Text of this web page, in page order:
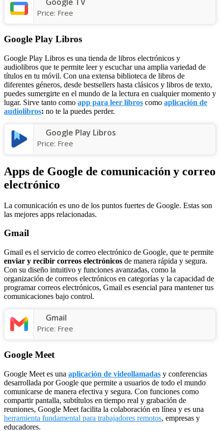
Price: Free
Google Play Libros
Google Play Libros es una tienda de libros electrónicos y
audiolibros que te permite leer y escuchar una amplia variedad de
títulos en tu móvil. Con una extensa biblioteca de libros de
diferentes géneros, desde bestsellers hasta clásicos y libros de texto,
puedes sumergirte en el mundo de la lectura en cualquier momento y
lugar. Sirve tanto como app para leer libros como aplicación de
audiolibros: no te la puedes perder.
Google Play Libros
Price: Free
Apps de Google de comunicación y correo
electrónico
La comunicación es uno de los puntos fuertes de Google. Estas son
las mejores apps relacionadas.
Gmail
Gmail es el servicio de correo electrónico de Google, que te permite
enviar y recibir correos electrónicos de manera rápida y segura.
Con su diseño intuitivo y funciones avanzadas, como la
organización de correos electrónicos en categorías y la capacidad de
programar correos electrónicos, Gmail es esencial para mantener tus
comunicaciones bajo control.
Gmail
Price: Free
Google Meet
Google Meet es una aplicación de videollamadas y conferencias
desarrollada por Google que permite a usuarios de todo el mundo
comunicarse de manera efectiva y segura. Con funciones como
compartir pantalla, subtítulos en tiempo real y grabación de
reuniones, Google Meet facilita la colaboración en línea y es una
herramienta fundamental para trabajadores remotos, empresas y
educadores.